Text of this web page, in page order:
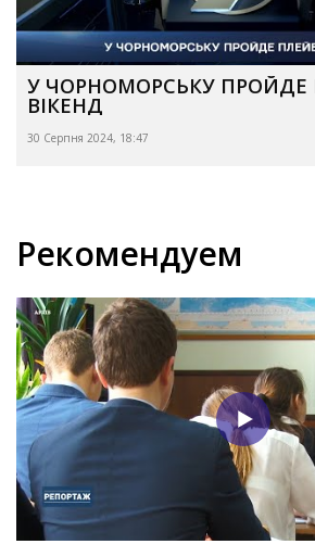
У ЧОРНОМОРСЬКУ ПРОЙДЕ
ВІКЕНД
30 Серпня 2024, 18:47
Рекомендуем